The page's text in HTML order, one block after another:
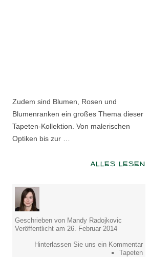
Zudem sind Blumen, Rosen und
Blumenranken ein großes Thema dieser
Tapeten-Kollektion. Von malerischen
Optiken bis zur …
ALLES LESEN
Geschrieben von Mandy Radojkovic
Veröffentlicht am 26. Februar 2014
Hinterlassen Sie uns ein Kommentar
Tapeten